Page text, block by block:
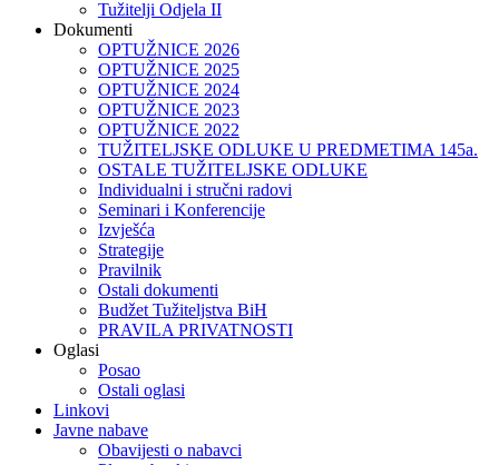
Tužitelji Odjela II
Dokumenti
OPTUŽNICE 2026
OPTUŽNICE 2025
OPTUŽNICE 2024
OPTUŽNICE 2023
OPTUŽNICE 2022
TUŽITELJSKE ODLUKE U PREDMETIMA 145a.
OSTALE TUŽITELJSKE ODLUKE
Individualni i stručni radovi
Seminari i Konferencije
Izvješća
Strategije
Pravilnik
Ostali dokumenti
Budžet Tužiteljstva BiH
PRAVILA PRIVATNOSTI
Oglasi
Posao
Ostali oglasi
Linkovi
Javne nabave
Obavijesti o nabavci